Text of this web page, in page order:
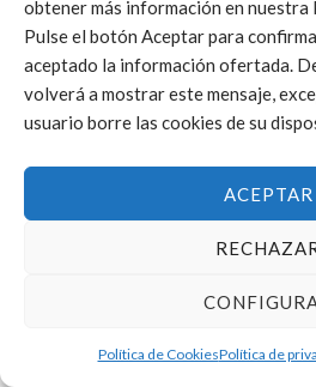
obtener más información en nuestra
Pulse el botón Aceptar para
aceptado la información ofertada.
volverá a mostrar este mensaje,
usuario borre las cookies de su
ACEPTAR
Política de CookiesPolítica de
1
(25-22/26-24/25-20)
-
-